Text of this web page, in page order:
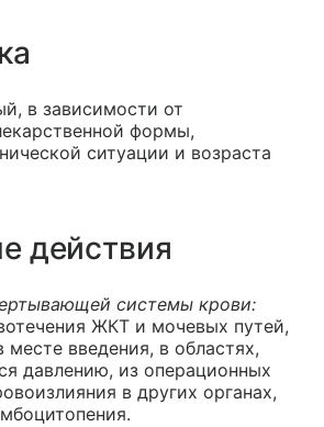
в зависимости от
формы,
ситуации и возраста
действия
системы крови:
ЖКТ и мочевых путей,
месте введения, в областях,
давлению, из операционных
в других органах,